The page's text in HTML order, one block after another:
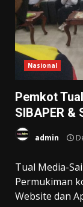
Nasional
Pemkot
SIBAPER &
admin
Tual Media-
Permukiman
Website dan